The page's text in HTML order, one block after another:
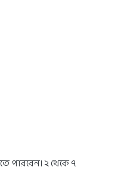
পারবেন। ২ থেকে ৭